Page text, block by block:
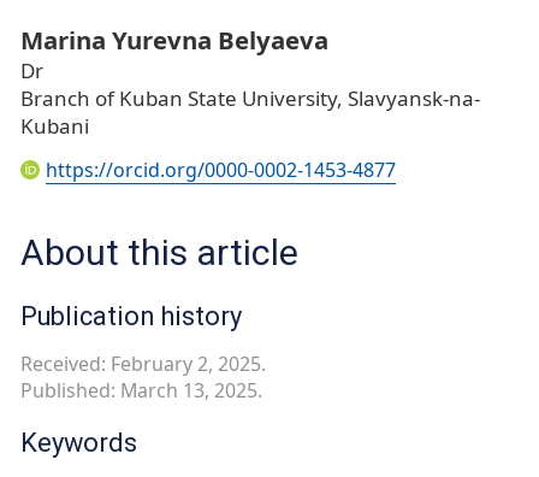
Marina Yurevna Belyaeva
Dr
Branch of Kuban State University, Slavyansk-na-
Kubani
https://orcid.org/0000-0002-1453-4877
About this article
Publication history
Received: February 2, 2025.
Published: March 13, 2025.
Keywords